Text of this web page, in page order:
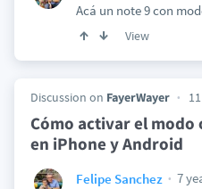
Acá un note 9 con
View
Discussion on FayerWayer
Cómo activar el modo
en iPhone y Android
Felipe Sanchez
7